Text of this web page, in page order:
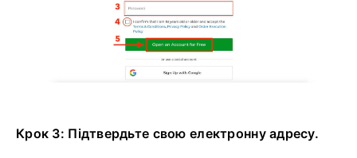
Крок 3: Підтвердьте свою електронну адресу.